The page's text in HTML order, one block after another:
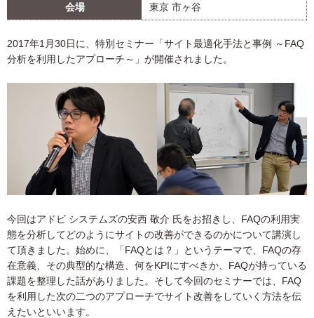
会場 東京 市ヶ谷
2017年1月30日に、特別セミナー「サイト最適化手法と事例 ～FAQ
分析を利用したアプローチ～」が開催されました。
今回はアドビ システムズの安西 敬介 氏をお招きし、FAQの利用実
態を分析してどのようにサイトの改善ができるのかについて講演し
て頂きました。始めに、「FAQとは？」というテーマで、FAQの存
在意義、その典型的な構造、何をKPIにすべきか、FAQが持っている
課題を整理した話がありました。そして今回のセミナーでは、FAQ
を利用した次の二つのアプローチでサイト改善をしていく方法を伝
えたいといいます。